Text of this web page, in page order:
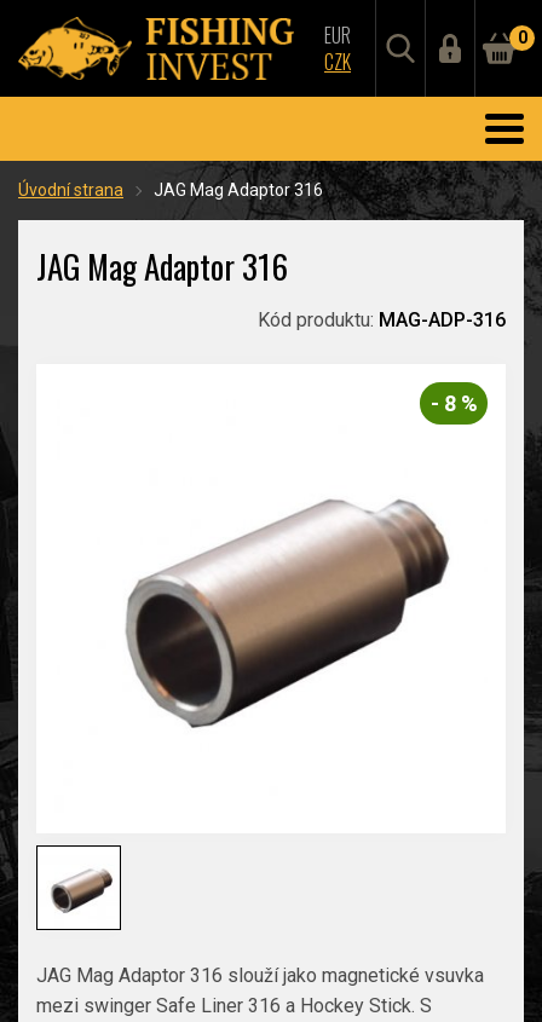
EUR
CZK
0
Úvodní strana JAG Mag Adaptor 316
JAG Mag Adaptor 316
Kód produktu: MAG-ADP-316
- 8 %
JAG Mag Adaptor 316 slouží jako magnetické vsuvka
mezi swinger Safe Liner 316 a Hockey Stick. S